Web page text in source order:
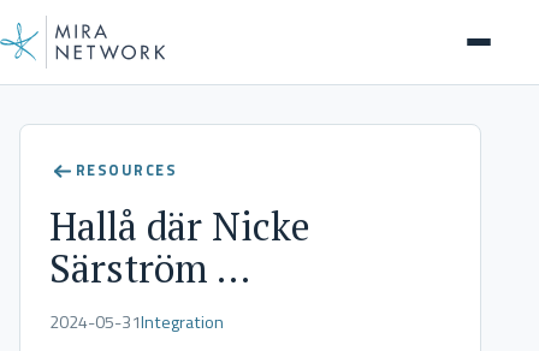
Insights
RESOURCES
Hallå där Nicke
Särström …
2024-05-31Integration